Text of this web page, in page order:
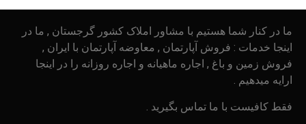
ما در کنار شما هستیم با مشاور املاک کشور گرجستان , ما در
اینجا خدمات : فروش آپارتمان , معاوضه آپارتمان با ایران ,
فروش زمین و باغ , اجاره ماهیانه و اجاره روزانه را در اینجا
ارایه میدهیم .
فقط کافیست با ما تماس بگیرید .